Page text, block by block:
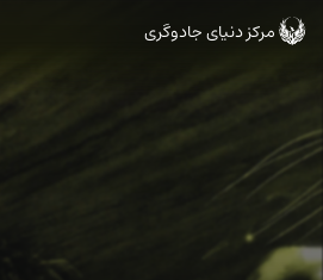
ورود
مرکز دنیای جادوگری